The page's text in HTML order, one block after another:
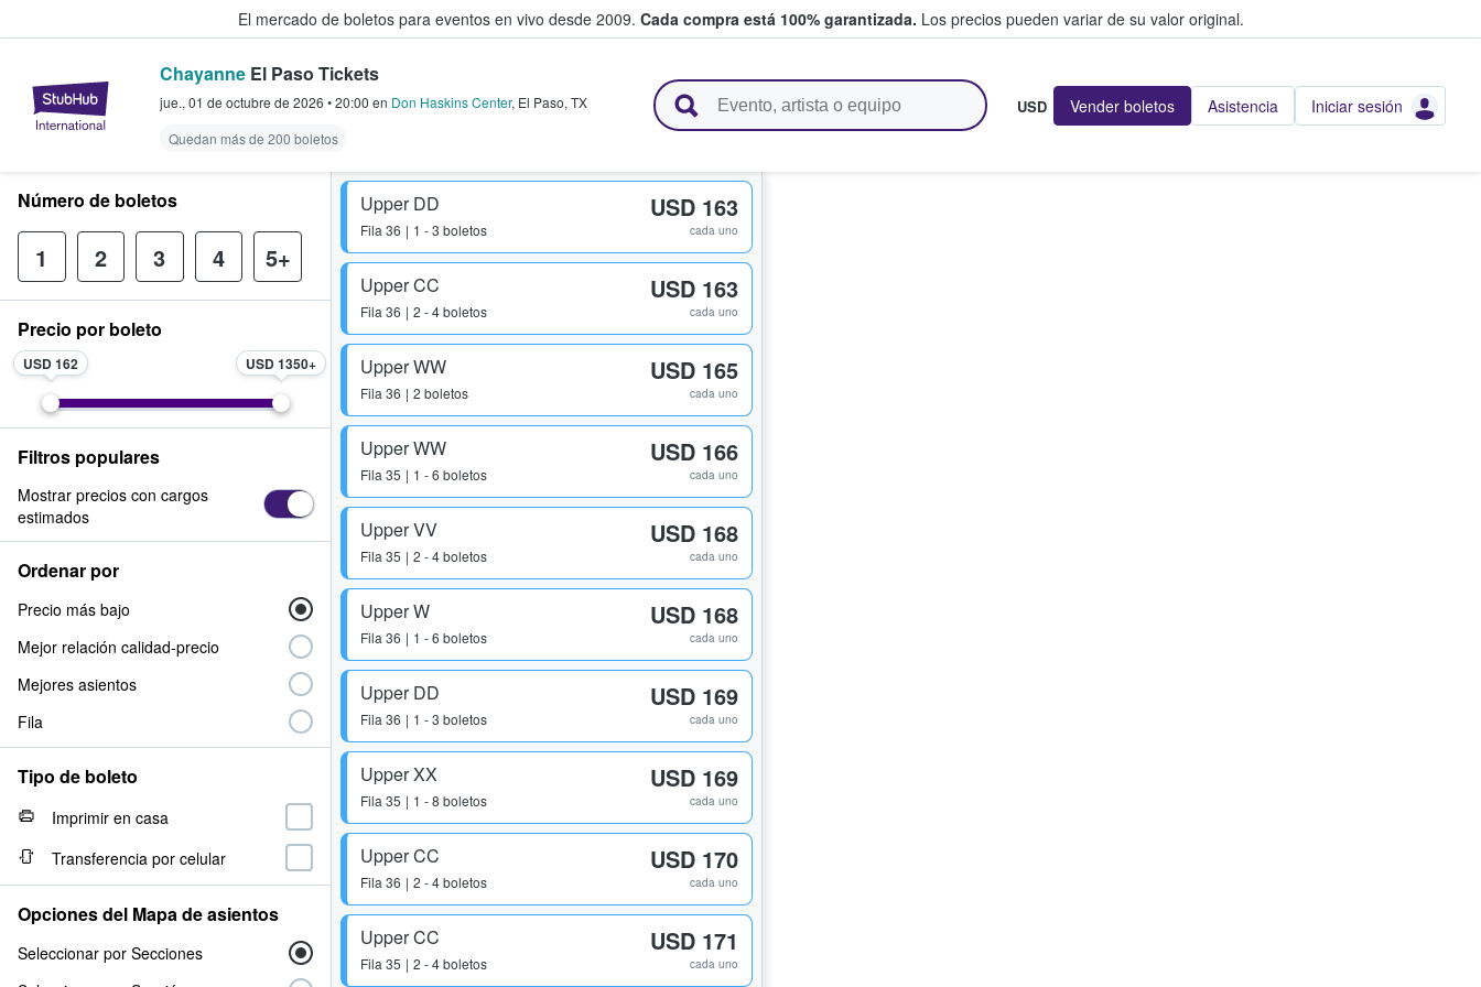
El mercado de boletos para eventos en vivo desde 2009. Cada compra está 100% garantizada. Los precios pueden variar de su valor original.
StubHub: donde los fans compran y venden boletos
Chayanne El Paso Tickets
jue., 01 de octubre de 2026 •20:00 en Don Haskins Center, El Paso, TX
Quedan más de 200 boletos
USD Vender boletos Asistencia Iniciar sesión
Upper DD
Fila 36 1 - 3 boletos
USD 163
cada uno
Upper CC
Fila 36 2 - 4 boletos
USD 163
cada uno
Upper WW
Fila 36 2 boletos
USD 165
cada uno
Upper WW
Fila 35 1 - 6 boletos
USD 166
cada uno
Upper VV
Fila 35 2 - 4 boletos
USD 168
cada uno
Upper W
Fila 36 1 - 6 boletos
USD 168
cada uno
Upper DD
Fila 36 1 - 3 boletos
USD 169
cada uno
Upper XX
Fila 35 1 - 8 boletos
USD 169
cada uno
Upper CC
Fila 36 2 - 4 boletos
USD 170
cada uno
Upper CC
Fila 35 2 - 4 boletos
USD 171
cada uno
Número de boletos
1 2 3 4 5+
Precio por boleto
USD 162 USD 1350
Filtros populares
Mostrar precios con cargos
estimados
Ordenar por
Precio más bajo
Mejor relación calidad-precio
Mejores asientos
Fila
Tipo de boleto
Imprimir en casa
Transferencia por celular
Opciones del Mapa de asientos
Seleccionar por Secciones